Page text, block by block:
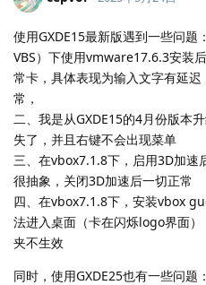
使用GXDE15最新版遇到一些问
VBS）下使用vmware17.6.3安装
常卡，具体表现为输入文字有延
常，
二、我是从GXDE15的4月份版本
失了，并且右键不会出现菜单
三、在vbox7.1.8下，启用3D加速
很抽象，关闭3D加速后一切正常
四、在vbox7.1.8下，安装vbox
法进入桌面（卡在闪烁logo界面
夹不生效
同时，使用GXDE25也有一些问